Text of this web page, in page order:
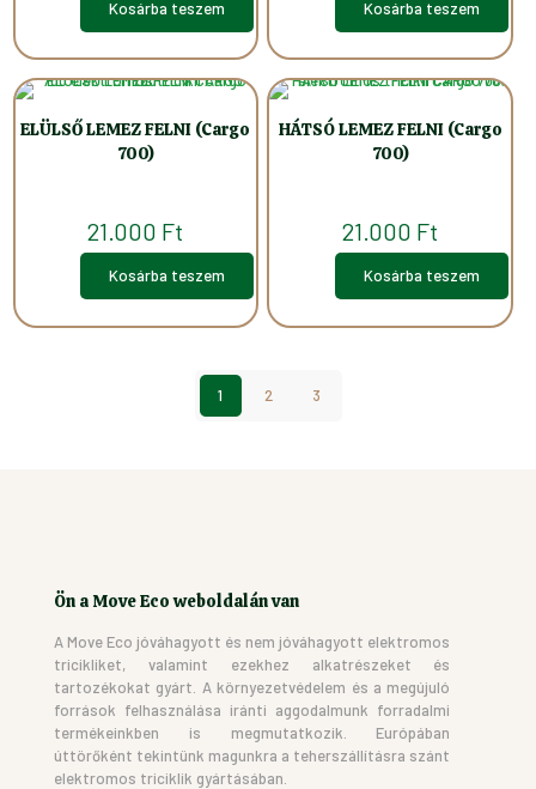
Kosárba teszem Kosárba teszem
ELÜLSŐ LEMEZ FELNI (Cargo
700)
21.000 Ft
Kosárba teszem
HÁTSÓ LEMEZ FELNI (Cargo
700)
21.000 Ft
Kosárba teszem
1 2 3
Ön a Move Eco weboldalán van
A Move Eco jóváhagyott és nem jóváhagyott elektromos
tricikliket, valamint ezekhez alkatrészeket és
tartozékokat gyárt. A környezetvédelem és a megújuló
források felhasználása iránti aggodalmunk forradalmi
termékeinkben is megmutatkozik. Európában
úttörőként tekintünk magunkra a teherszállításra szánt
elektromos triciklik gyártásában.